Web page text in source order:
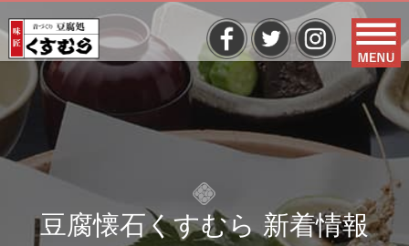
豆腐懐石くすむら 新着情報